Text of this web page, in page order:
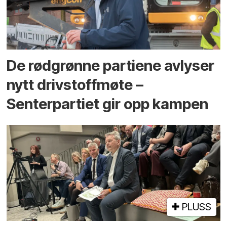
De rødgrønne partiene avlyser
nytt drivstoffmøte –
Senterpartiet gir opp kampen
PLUSS